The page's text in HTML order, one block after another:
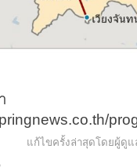
แก้ไขครั้งล่าสุดโดยผู้ดูแ